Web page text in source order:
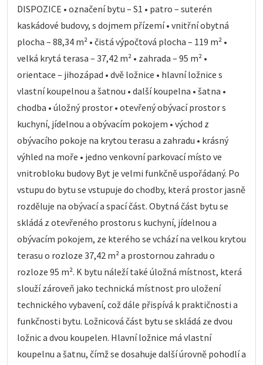
DISPOZICE • označení bytu – S1 • patro – suterén
kaskádové budovy, s dojmem přízemí • vnitřní obytná
plocha – 88,34 m² • čistá výpočtová plocha – 119 m² •
velká krytá terasa – 37,42 m² • zahrada – 95 m² •
orientace – jihozápad • dvě ložnice • hlavní ložnice s
vlastní koupelnou a šatnou • další koupelna • šatna •
chodba • úložný prostor • otevřený obývací prostor s
kuchyní, jídelnou a obývacím pokojem • východ z
obývacího pokoje na krytou terasu a zahradu • krásný
výhled na moře • jedno venkovní parkovací místo ve
vnitrobloku budovy Byt je velmi funkčně uspořádaný. Po
vstupu do bytu se vstupuje do chodby, která prostor jasně
rozděluje na obývací a spací část. Obytná část bytu se
skládá z otevřeného prostoru s kuchyní, jídelnou a
obývacím pokojem, ze kterého se vchází na velkou krytou
terasu o rozloze 37,42 m² a prostornou zahradu o
rozloze 95 m². K bytu náleží také úložná místnost, která
slouží zároveň jako technická místnost pro uložení
technického vybavení, což dále přispívá k praktičnosti a
funkčnosti bytu. Ložnicová část bytu se skládá ze dvou
ložnic a dvou koupelen. Hlavní ložnice má vlastní
koupelnu a šatnu, čímž se dosahuje další úrovně pohodlí a